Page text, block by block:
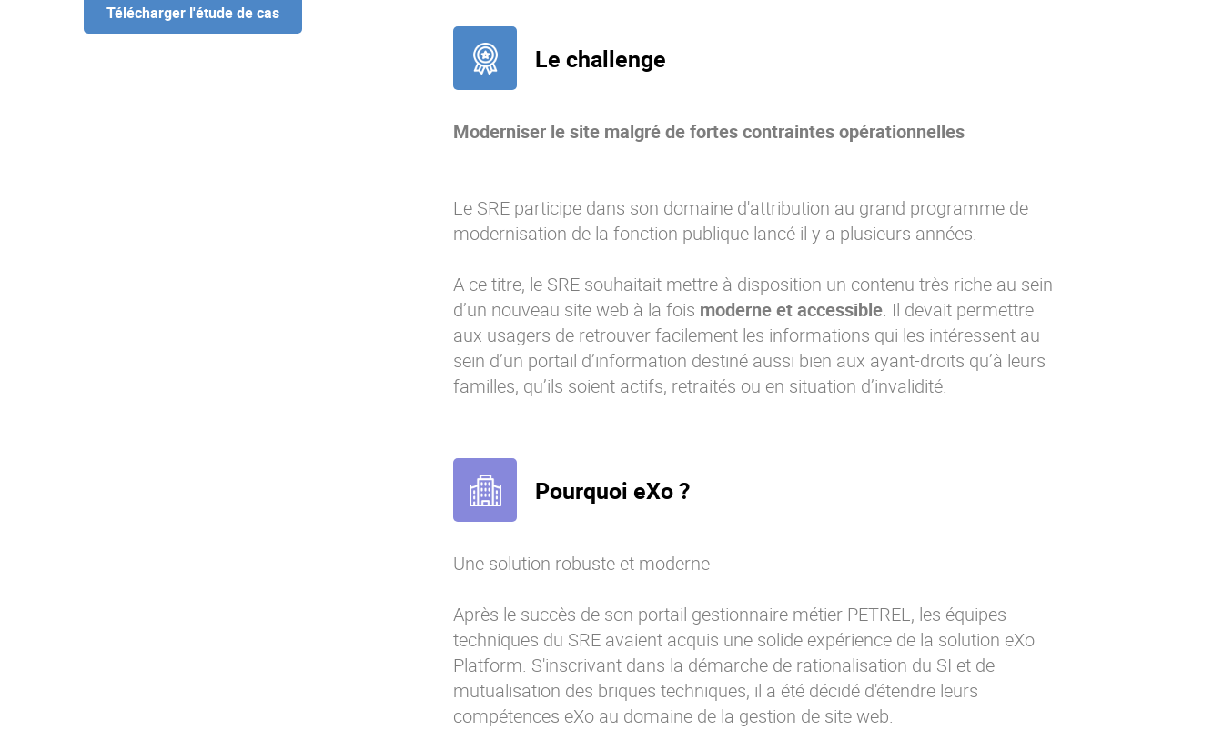
Télécharger l'étude de cas
Le challenge
Moderniser le site malgré de fortes contraintes opérationnelles
Le SRE participe dans son domaine d'attribution au grand programme de
modernisation de la fonction publique lancé il y a plusieurs années.
A ce titre, le SRE souhaitait mettre à disposition un contenu très riche au sein
d’un nouveau site web à la fois moderne et accessible. Il devait permettre
aux usagers de retrouver facilement les informations qui les intéressent au
sein d’un portail d’information destiné aussi bien aux ayant-droits qu’à leurs
familles, qu’ils soient actifs, retraités ou en situation d’invalidité.
Pourquoi eXo ?
Une solution robuste et moderne
Après le succès de son portail gestionnaire métier PETREL, les équipes
techniques du SRE avaient acquis une solide expérience de la solution eXo
Platform. S'inscrivant dans la démarche de rationalisation du SI et de
mutualisation des briques techniques, il a été décidé d'étendre leurs
compétences eXo au domaine de la gestion de site web.